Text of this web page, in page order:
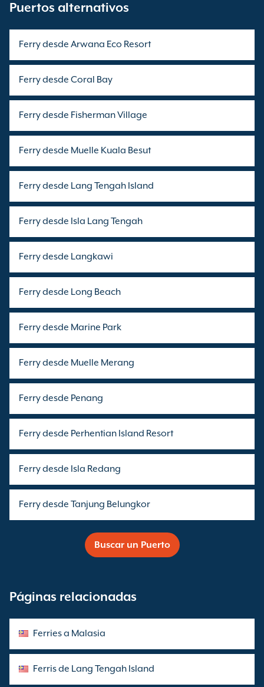
Puertos alternativos
Ferry desde Arwana Eco Resort
Ferry desde Coral Bay
Ferry desde Fisherman Village
Ferry desde Muelle Kuala Besut
Ferry desde Lang Tengah Island
Ferry desde Isla Lang Tengah
Ferry desde Langkawi
Ferry desde Long Beach
Ferry desde Marine Park
Ferry desde Muelle Merang
Ferry desde Penang
Ferry desde Perhentian Island Resort
Ferry desde Isla Redang
Ferry desde Tanjung Belungkor
Buscar un Puerto
Páginas relacionadas
Ferries a Malasia
Ferris de Lang Tengah Island